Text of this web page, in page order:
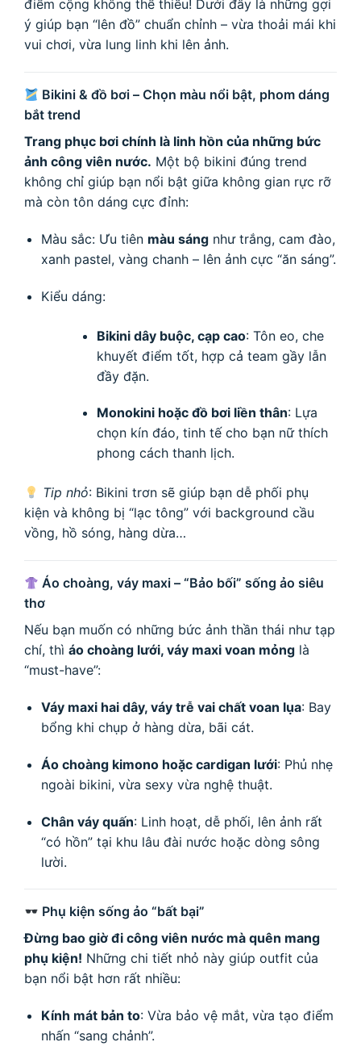
điểm cộng không thể thiếu! Dưới đây là những gợi
ý giúp bạn “lên đồ” chuẩn chỉnh – vừa thoải mái khi
vui chơi, vừa lung linh khi lên ảnh.
Bikini & đồ bơi – Chọn màu nổi bật, phom dáng
bắt trend
Trang phục bơi chính là linh hồn của những bức
ảnh công viên nước. Một bộ bikini đúng trend
không chỉ giúp bạn nổi bật giữa không gian rực rỡ
mà còn tôn dáng cực đỉnh:
Màu sắc: Ưu tiên màu sángnhư trắng, cam đào,
xanh pastel, vàng chanh – lên ảnh cực “ăn sáng”.
Kiểu dáng:
Bikini dây buộc, cạp cao: Tôn eo, che
khuyết điểm tốt, hợp cả team gầy lẫn
đầy đặn.
Monokini hoặc đồ bơi liền thân: Lựa
chọn kín đáo, tinh tế cho bạn nữ thích
phong cách thanh lịch.
Tip nhỏ: Bikini trơn sẽ giúp bạn dễ phối phụ
kiện và không bị “lạc tông” với background cầu
vồng, hồ sóng, hàng dừa…
Áo choàng, váy maxi – “Bảo bối” sống ảo siêu
thơ
Nếu bạn muốn có những bức ảnh thần thái như tạp
chí, thì áo choàng lưới, váy maxi voan mỏng là
“must-have”:
Váy maxi hai dây, váy trễ vai chất voan lụa: Bay
bổng khi chụp ở hàng dừa, bãi cát.
Áo choàng kimono hoặc cardigan lưới: Phủ nhẹ
ngoài bikini, vừa sexy vừa nghệ thuật.
Chân váy quấn: Linh hoạt, dễ phối, lên ảnh rất
“có hồn” tại khu lâu đài nước hoặc dòng sông
lười.
Phụ kiện sống ảo “bất bại”
Đừng bao giờ đi công viên nước mà quên mang
phụ kiện! Những chi tiết nhỏ này giúp outfit của
bạn nổi bật hơn rất nhiều:
Kính mát bản to: Vừa bảo vệ mắt, vừa tạo điểm
nhấn “sang chảnh”.